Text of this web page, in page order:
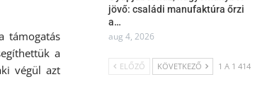
támogatás
a
végül azt
jövő: családi manufaktúra őrzi
a…
aug 4, 2026
ELŐZŐ KÖVETKEZŐ 1 A 1 414